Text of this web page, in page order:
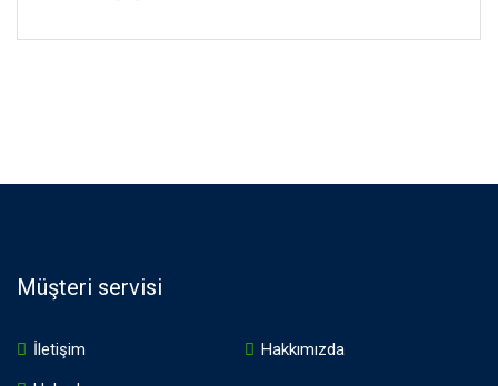
Müşteri servisi
İletişim
Hakkımızda